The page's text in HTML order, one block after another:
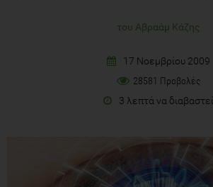
του Αβραάμ Κάζης
17 Νοεμβρίου 2009
28581 Προβολές
3 λεπτά να διαβαστεί